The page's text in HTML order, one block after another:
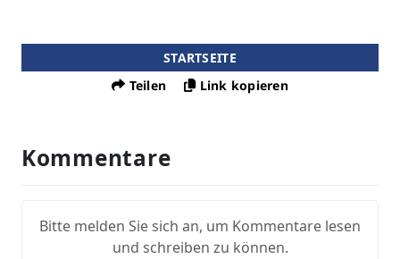
STARTSEITE
Teilen
Link kopieren
Kommentare
Bitte melden Sie sich an, um Kommentare lesen
und schreiben zu können.